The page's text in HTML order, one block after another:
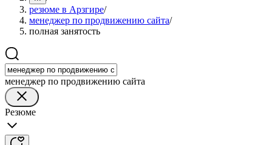
резюме в Арзгире/
менеджер по продвижению сайта/
полная занятость
менеджер по продвижению сайта
Резюме